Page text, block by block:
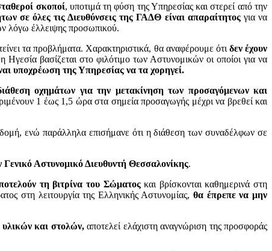
σκοποί, υποτιμά τη φύση της Υπηρεσίας και στερεί από την
σε όλες τις Διευθύνσεις της ΓΑΔΘ είναι απαραίτητοςγια να
λόγω έλλειψης προσωπικού.
τα προβλήματα. Χαρακτηριστικά, θα αναφέρουμε ότι δεν έχουν
βασίζεται στο φιλότιμο των Αστυνομικών οι οποίοι για να
υποχρέωση της Υπηρεσίας να τα χορηγεί.
οχημάτων για την μετακίνηση των προσαγόμενων και
1 έως 1,5 ώρα στα σημεία προσαγωγής μέχρι να βρεθεί και
ενώ παράλληλα επισήμανε ότι η διάθεση των συναδέλφων σε
Γενικό Αστυνομικό Διευθυντή Θεσσαλονίκης.
τη βιτρίνα του Σώματοςκαι βρίσκονται καθημερινά στη
στη λειτουργία της Ελληνικής Αστυνομίας,θα έπρεπε να μην
και στολών,αποτελεί ελάχιστη αναγνώριση της προσφοράς